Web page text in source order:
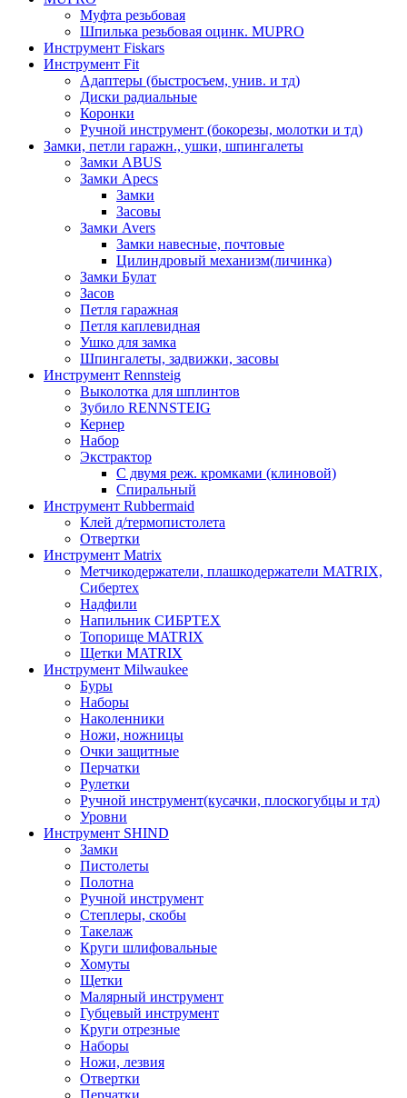
Муфта резьбовая
Шпилька резьбовая оцинк. MUPRO
Инструмент Fiskars
Инструмент Fit
Адаптеры (быстросъем, унив. и тд)
Диски радиальные
Коронки
Ручной инструмент (бокорезы, молотки и тд)
Замки, петли гаражн., ушки, шпингалеты
Замки ABUS
Замки Apecs
Замки
Засовы
Замки Avers
Замки навесные, почтовые
Цилиндровый механизм(личинка)
Замки Булат
Засов
Петля гаражная
Петля каплевидная
Ушко для замка
Шпингалеты, задвижки, засовы
Инструмент Rennsteig
Выколотка для шплинтов
Зубило RENNSTEIG
Кернер
Набор
Экстрактор
С двумя реж. кромками (клиновой)
Спиральный
Инструмент Rubbermaid
Клей д/термопистолета
Отвертки
Инструмент Matrix
Метчикодержатели, плашкодержатели MATRIX,
Сибертех
Надфили
Напильник СИБРТЕХ
Топорище MATRIX
Щетки MATRIX
Инструмент Milwaukee
Буры
Наборы
Наколенники
Ножи, ножницы
Очки защитные
Перчатки
Рулетки
Ручной инструмент(кусачки, плоскогубцы и тд)
Уровни
Инструмент SHIND
Замки
Пистолеты
Полотна
Ручной инструмент
Степлеры, скобы
Такелаж
Круги шлифовальные
Хомуты
Щетки
Малярный инструмент
Губцевый инструмент
Круги отрезные
Наборы
Ножи, лезвия
Отвертки
Перчатки